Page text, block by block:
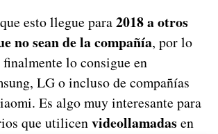
esto llegue para2018 a otros
no sean de la compañía, por lo
lo consigue en
LG o incluso de compañías
Es algo muy interesante para
que utilicenvideollamadas en